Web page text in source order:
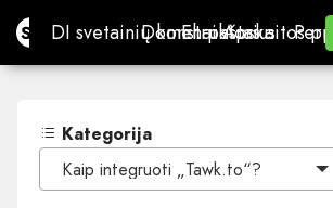
Site.proDI svetainių konstruktorius
DI svetainių konstruktorius
Domenai
DomenaiEl. paštas
El. paštasApskaitos
Apskaitos
Kategorija
Kaip integruoti „Tawk.to“?